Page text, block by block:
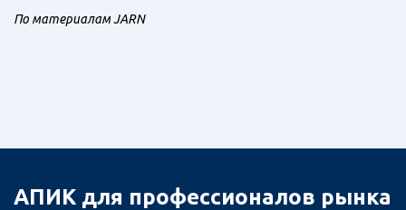
По материалам JARN
АПИК для профессионалов рынка